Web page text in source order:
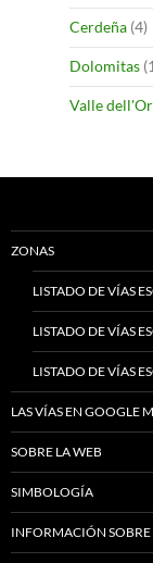
Cerdeña (4)
Dolomitas
Valle
ZONAS
LISTADO DE VÍAS
LISTADO DE VÍAS
LISTADO DE VÍAS
LAS VÍAS EN GOOGLE
SOBRE LA WEB
SIMBOLOGÍA
INFORMACIÓN SOBRE